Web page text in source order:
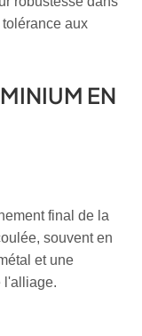
aux
EN
final de la
souvent en
et une
l'alliage.